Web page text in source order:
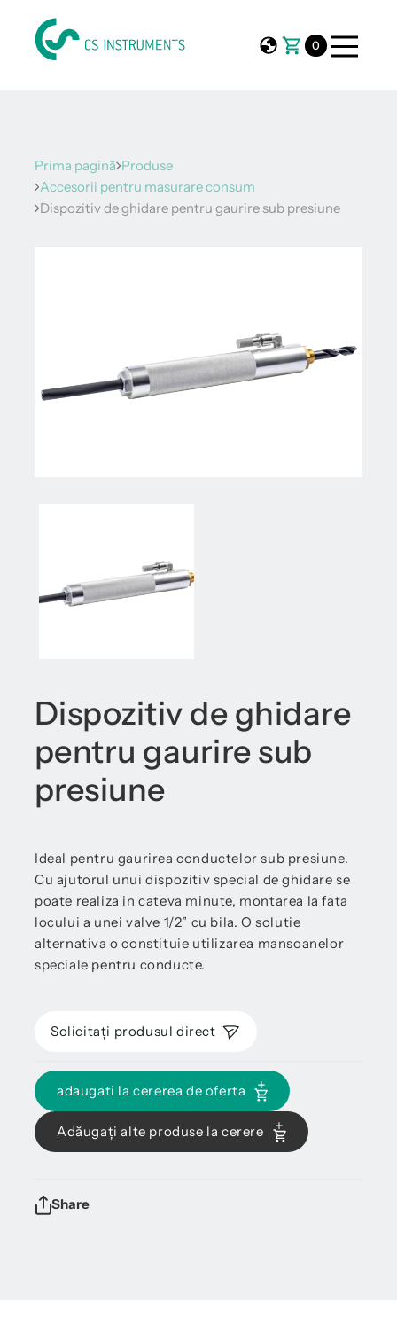
0
Prima pagină Produse
Accesorii pentru masurare consum
Dispozitiv de ghidare pentru gaurire sub presiune
Dispozitiv de ghidare
pentru gaurire sub
presiune
Ideal pentru gaurirea conductelor sub presiune.
Cu ajutorul unui dispozitiv special de ghidare se
poate realiza in cateva minute, montarea la fata
locului a unei valve 1/2” cu bila. O solutie
alternativa o constituie utilizarea mansoanelor
speciale pentru conducte.
Solicitați produsul direct
adaugati la cererea de oferta
Adăugați alte produse la cerere
Share